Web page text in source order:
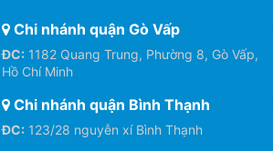
Chi nhánh quận Gò Vấp
ĐC:1182 Quang Trung, Phường 8, Gò Vấp,
Hồ Chí Minh
Chi nhánh quận Bình Thạnh
ĐC:123/28 nguyễn xí Bình Thạnh